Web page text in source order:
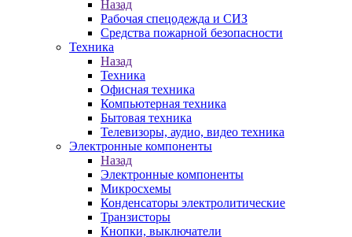
Назад
Рабочая спецодежда и СИЗ
Средства пожарной безопасности
Техника
Назад
Техника
Офисная техника
Компьютерная техника
Бытовая техника
Телевизоры, аудио, видео техника
Электронные компоненты
Назад
Электронные компоненты
Микросхемы
Конденсаторы электролитические
Транзисторы
Кнопки, выключатели